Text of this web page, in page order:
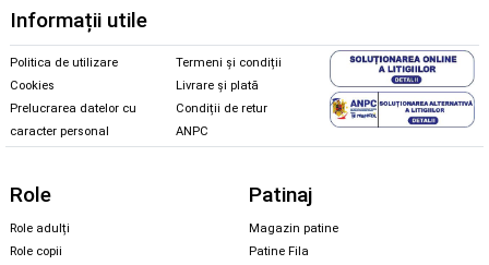
Informații utile
Politica de utilizare
Cookies
Prelucrarea datelor cu
caracter personal
Termeni și condiții
Livrare și plată
Condiții de retur
ANPC
Role
Role adulți
Role copii
Patinaj
Magazin patine
Patine Fila